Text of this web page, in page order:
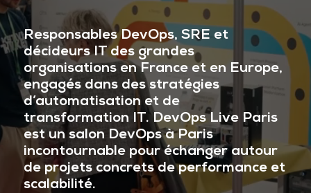
Responsables DevOps, SRE et
décideurs IT des grandes
organisations en France et en Europe,
engagés dans des stratégies
d’automatisation et de
transformation IT. DevOps Live Paris
est un salon DevOps à Paris
incontournable pour échanger autour
de projets concrets de performance et
scalabilité.